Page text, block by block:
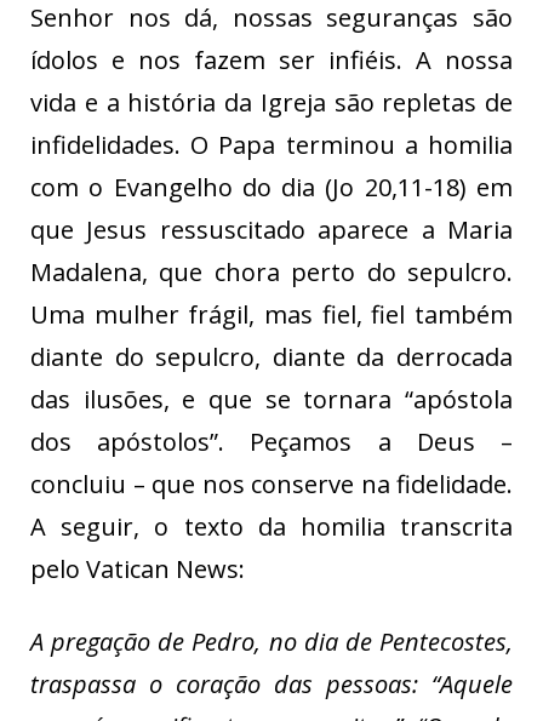
Senhor nos dá, nossas seguranças são
ídolos e nos fazem ser infiéis. A nossa
vida e a história da Igreja são repletas de
infidelidades. O Papa terminou a homilia
com o Evangelho do dia (Jo 20,11-18) em
que Jesus ressuscitado aparece a Maria
Madalena, que chora perto do sepulcro.
Uma mulher frágil, mas fiel, fiel também
diante do sepulcro, diante da derrocada
das ilusões, e que se tornara “apóstola
dos apóstolos”. Peçamos a Deus –
concluiu – que nos conserve na fidelidade.
A seguir, o texto da homilia transcrita
pelo Vatican News:
A pregação de Pedro, no dia de Pentecostes,
traspassa o coração das pessoas: “Aquele